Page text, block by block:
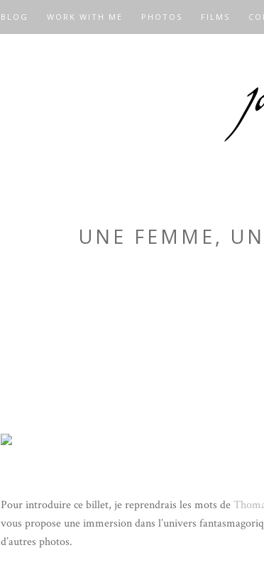
BLOG WORK WITH ME PHOTOS FILMS
UNE FEMME,
Pour introduire ce billet, je reprendrais les mots de
vous propose une immersion dans l’univers
d’autres photos.